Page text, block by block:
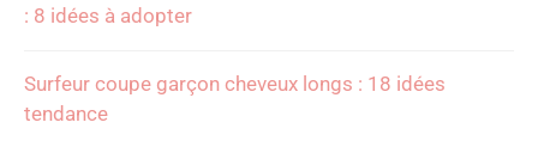
: 8 idées à adopter
Surfeur coupe garçon cheveux longs : 18 idées
tendance